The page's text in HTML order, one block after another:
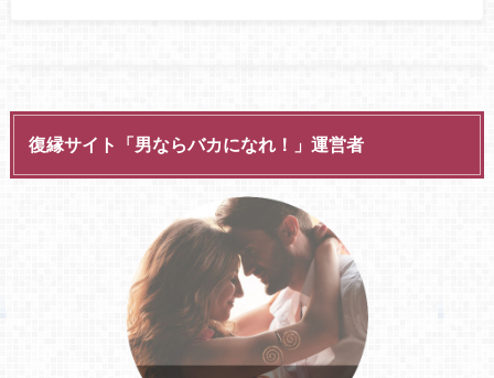
復縁サイト「男ならバカになれ！」運営者